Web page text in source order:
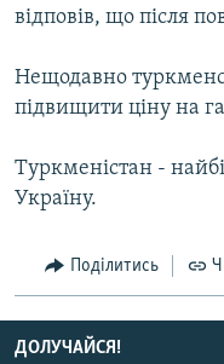
РУС
УКР
КТАТ
відповів, що після
Нещодавно
підвищити ціну на
Туркменістан -
Україну.
Поділитись
ДОЛУЧАЙСЯ!